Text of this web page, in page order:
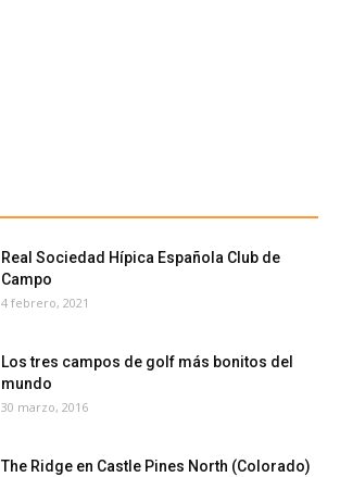
Real Sociedad Hípica Española Club de
Campo
4 febrero, 2021
Los tres campos de golf más bonitos del
mundo
30 marzo, 2016
The Ridge en Castle Pines North (Colorado)